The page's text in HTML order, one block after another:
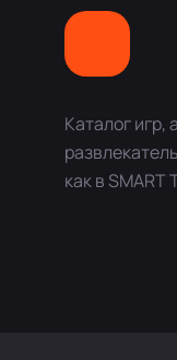
Каталог игр,
как в SMART